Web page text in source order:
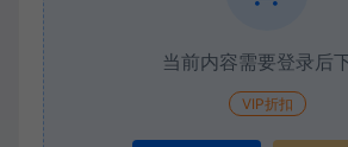
当前内容需要登录后
VIP折扣